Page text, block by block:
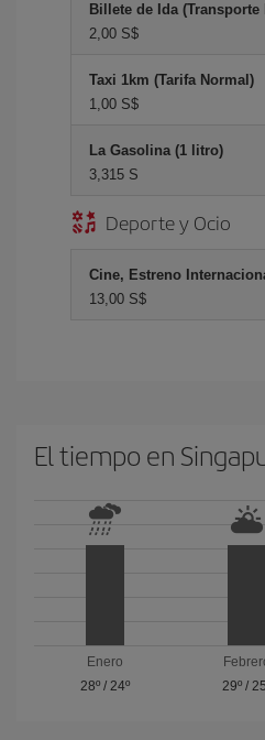
Billete de Ida (Transporte
2,00 S$
Taxi 1km (Tarifa Normal)
1,00 S$
La Gasolina (1 litro)
3,315 S
Deporte y Ocio
Cine, Estreno
13,00 S$
El tiempo en
Enero
28º/ 24º
29º/